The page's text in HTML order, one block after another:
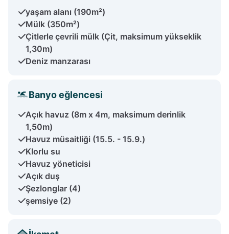
yaşam alanı (190m²)
Mülk (350m²)
Çitlerle çevrili mülk (Çit, maksimum yükseklik
1,30m)
Deniz manzarası
Banyo eğlencesi
Açık havuz (8m x 4m, maksimum derinlik
1,50m)
Havuz müsaitliği (15.5. - 15.9.)
Klorlu su
Havuz yöneticisi
Açık duş
Şezlonglar (4)
şemsiye (2)